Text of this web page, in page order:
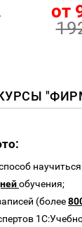
от
научиться
обучения;
(более